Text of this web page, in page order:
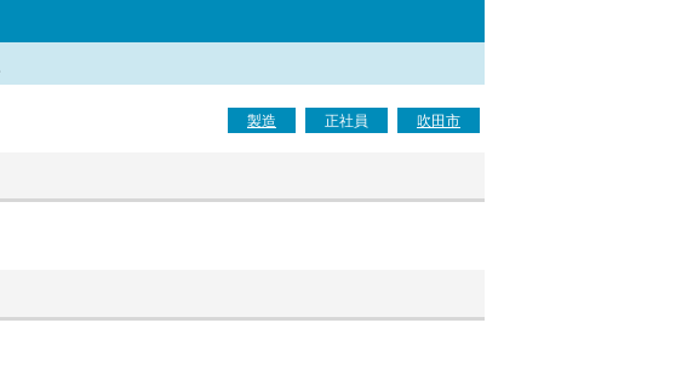
製造 正社員 吹田市